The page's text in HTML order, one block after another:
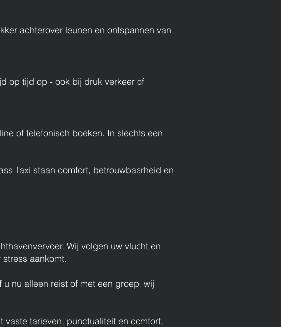
achterover leunen en ontspannen van
op tijd op - ook bij druk verkeer of
of telefonisch boeken. In slechts een
Taxi staan comfort, betrouwbaarheid en
Wij volgen uw vlucht en
aankomt.
nu alleen reist of met een groep, wij
vaste tarieven, punctualiteit en comfort,